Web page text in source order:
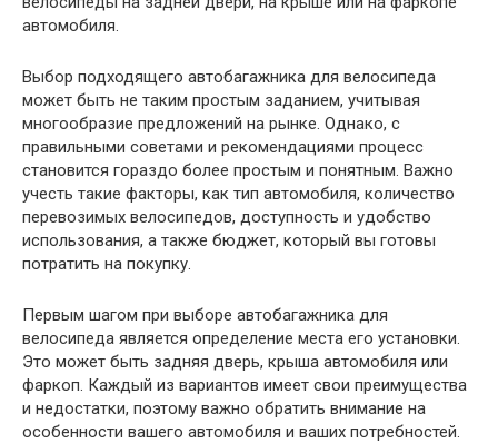
автомобиля.
Выбор подходящего автобагажника для велосипеда
может быть не таким простым заданием, учитывая
многообразие предложений на рынке. Однако, с
правильными советами и рекомендациями процесс
становится гораздо более простым и понятным. Важно
учесть такие факторы, как тип автомобиля, количество
перевозимых велосипедов, доступность и удобство
использования, а также бюджет, который вы готовы
потратить на покупку.
Первым шагом при выборе автобагажника для
велосипеда является определение места его установки.
Это может быть задняя дверь, крыша автомобиля или
фаркоп. Каждый из вариантов имеет свои преимущества
и недостатки, поэтому важно обратить внимание на
особенности вашего автомобиля и ваших потребностей.